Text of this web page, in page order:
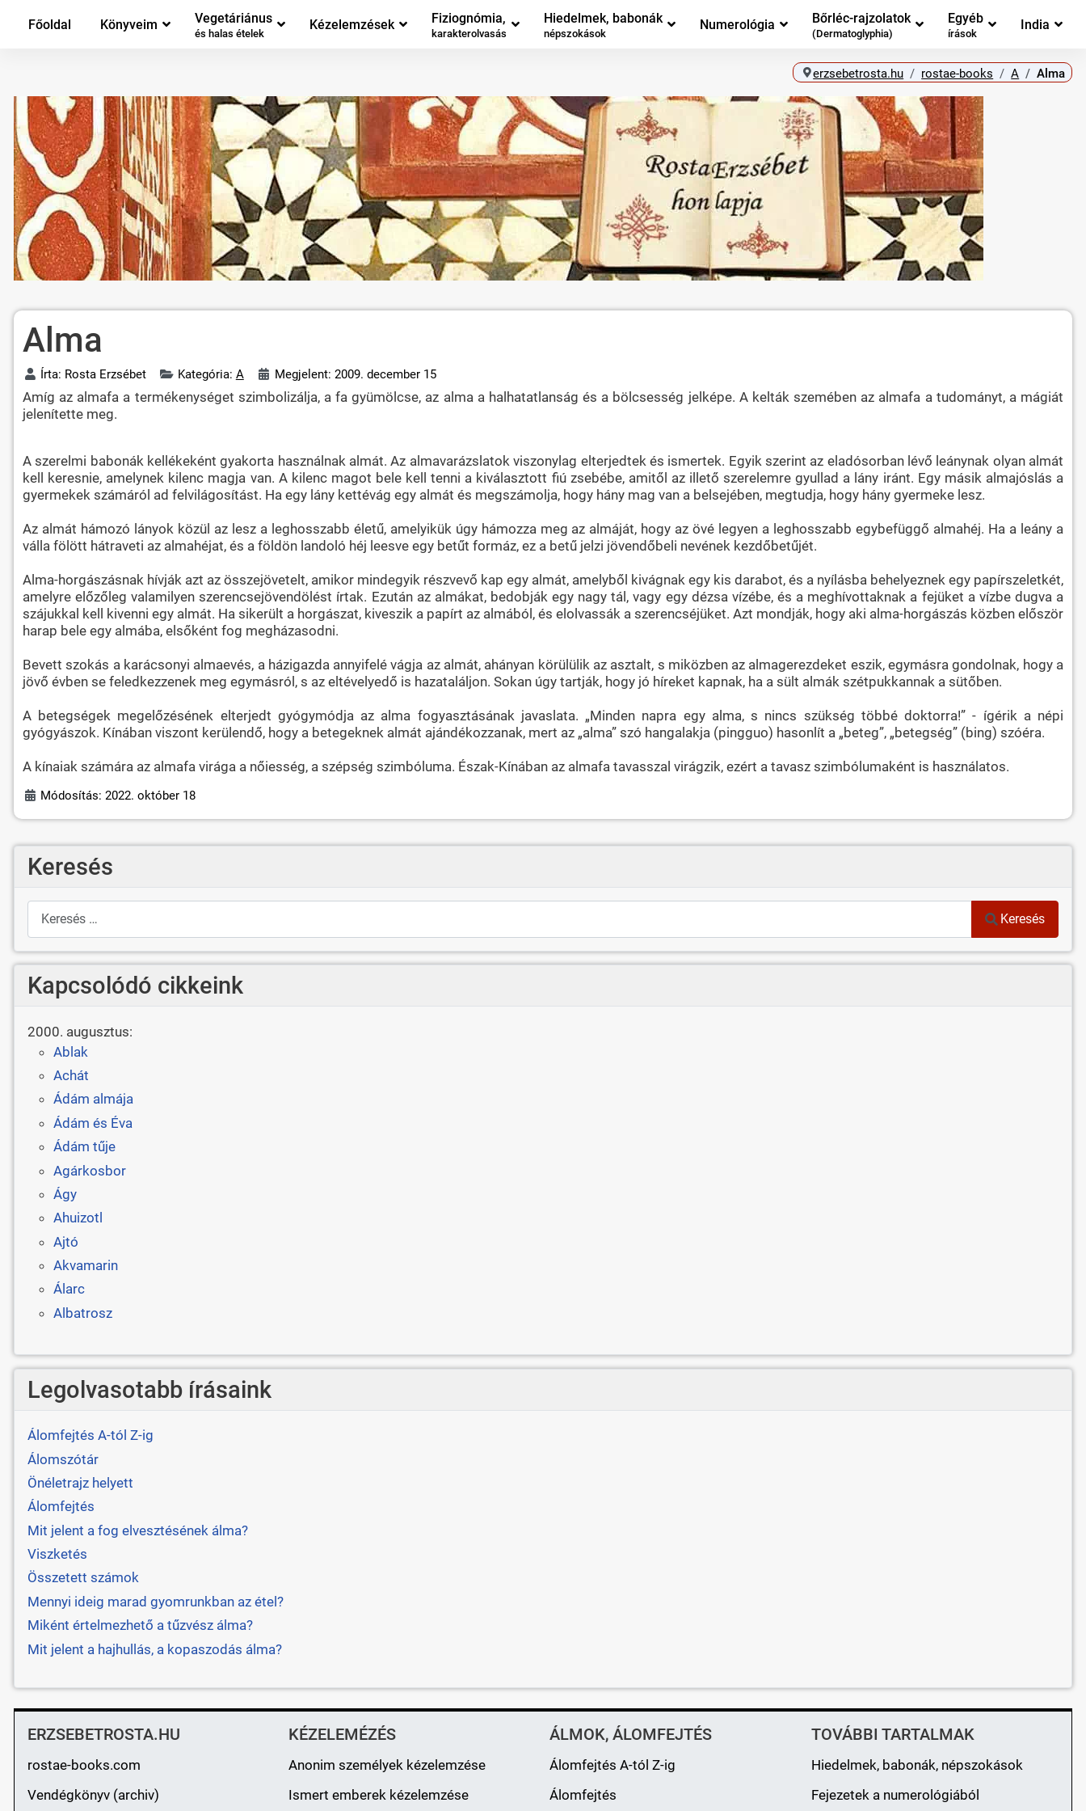
Főoldal Könyveim Vegetáriánus
és halas ételek
Kézelemzések Fiziognómia,
karakterolvasás
Hiedelmek, babonák
népszokások
Numerológia Bőrléc-rajzolatok
(Dermatoglyphia)
Egyéb
írások
India
erzsebetrosta.hu rostae-books A Alma
Alma
Írta: Rosta Erzsébet Kategória: A Megjelent: 2009. december 15
Amíg az almafa a termékenységet szimbolizálja, a fa gyümölcse, az alma a halhatatlanság és a bölcsesség jelképe. A kelták szemében az almafa a tudományt, a mágiát
jelenítette meg.
A szerelmi babonák kellékeként gyakorta használnak almát. Az almavarázslatok viszonylag elterjedtek és ismertek. Egyik szerint az eladósorban lévő leánynak olyan almát
kell keresnie, amelynek kilenc magja van. A kilenc magot bele kell tenni a kiválasztott fiú zsebébe, amitől az illető szerelemre gyullad a lány iránt. Egy másik almajóslás a
gyermekek számáról ad felvilágosítást. Ha egy lány kettévág egy almát és megszámolja, hogy hány mag van a belsejében, megtudja, hogy hány gyermeke lesz.
Az almát hámozó lányok közül az lesz a leghosszabb életű, amelyikük úgy hámozza meg az almáját, hogy az övé legyen a leghosszabb egybefüggő almahéj. Ha a leány a
válla fölött hátraveti az almahéjat, és a földön landoló héj leesve egy betűt formáz, ez a betű jelzi jövendőbeli nevének kezdőbetűjét.
Alma-horgászásnak hívják azt az összejövetelt, amikor mindegyik részvevő kap egy almát, amelyből kivágnak egy kis darabot, és a nyílásba behelyeznek egy papírszeletkét,
amelyre előzőleg valamilyen szerencsejövendölést írtak. Ezután az almákat, bedobják egy nagy tál, vagy egy dézsa vízébe, és a meghívottaknak a fejüket a vízbe dugva a
szájukkal kell kivenni egy almát. Ha sikerült a horgászat, kiveszik a papírt az almából, és elolvassák a szerencséjüket. Azt mondják, hogy aki alma-horgászás közben először
harap bele egy almába, elsőként fog megházasodni.
Bevett szokás a karácsonyi almaevés, a házigazda annyifelé vágja az almát, ahányan körülülik az asztalt, s miközben az almagerezdeket eszik, egymásra gondolnak, hogy a
jövő évben se feledkezzenek meg egymásról, s az eltévelyedő is hazataláljon. Sokan úgy tartják, hogy jó híreket kapnak, ha a sült almák szétpukkannak a sütőben.
A betegségek megelőzésének elterjedt gyógymódja az alma fogyasztásának javaslata. „Minden napra egy alma, s nincs szükség többé doktorra!” - ígérik a népi
gyógyászok. Kínában viszont kerülendő, hogy a betegeknek almát ajándékozzanak, mert az „alma” szó hangalakja (pingguo) hasonlít a „beteg”, „betegség” (bing) szóéra.
A kínaiak számára az almafa virága a nőiesség, a szépség szimbóluma. Észak-Kínában az almafa tavasszal virágzik, ezért a tavasz szimbólumaként is használatos.
Módosítás: 2022. október 18
Keresés
Keresés
Keresés
Kapcsolódó cikkeink
2000. augusztus:
Ablak
Achát
Ádám almája
Ádám és Éva
Ádám tűje
Agárkosbor
Ágy
Ahuizotl
Ajtó
Akvamarin
Álarc
Albatrosz
Legolvasotabb írásaink
Álomfejtés A-tól Z-ig
Álomszótár
Önéletrajz helyett
Álomfejtés
Mit jelent a fog elvesztésének álma?
Viszketés
Összetett számok
Mennyi ideig marad gyomrunkban az étel?
Miként értelmezhető a tűzvész álma?
Mit jelent a hajhullás, a kopaszodás álma?
ERZSEBETROSTA.HU
rostae-books.com
Vendégkönyv (archiv)
KÉZELEMÉZÉS
Anonim személyek kézelemzése
Ismert emberek kézelemzése
ÁLMOK, ÁLOMFEJTÉS
Álomfejtés A-tól Z-ig
Álomfejtés
TOVÁBBI TARTALMAK
Hiedelmek, babonák, népszokások
Fejezetek a numerológiából